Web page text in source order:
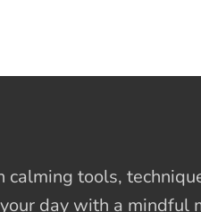
calming tools,
day with a mindful